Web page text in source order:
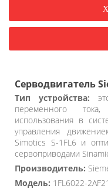
Серводвигатель
Тип устройства:
переменного
использования в
управления
Simotics S-1FL6 и
сервоприводами
Производитель:
Модель: 1FL6022-